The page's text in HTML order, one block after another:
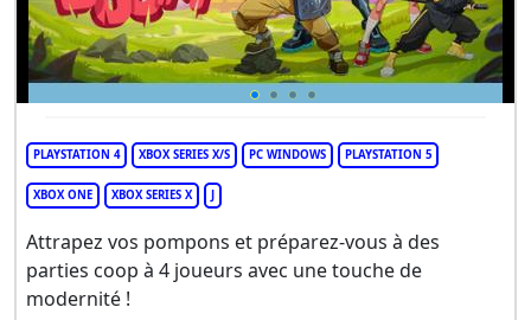
PLAYSTATION 4 XBOX SERIES X/S PC WINDOWS PLAYSTATION 5
XBOX ONE XBOX SERIES X J
Attrapez vos pompons et préparez-vous à des
parties coop à 4 joueurs avec une touche de
modernité !